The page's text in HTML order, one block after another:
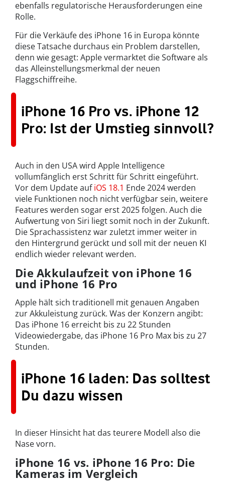
ebenfalls regulatorische Herausforderungen eine
Rolle.
Für die Verkäufe des iPhone 16 in Europa könnte
diese Tatsache durchaus ein Problem darstellen,
denn wie gesagt: Apple vermarktet die Software als
das Alleinstellungsmerkmal der neuen
Flaggschiffreihe.
iPhone 16 Pro vs. iPhone 12
Pro: Ist der Umstieg sinnvoll?
Auch in den USA wird Apple Intelligence
vollumfänglich erst Schritt für Schritt eingeführt.
Vor dem Update aufiOS 18.1 Ende 2024 werden
viele Funktionen noch nicht verfügbar sein, weitere
Features werden sogar erst 2025 folgen. Auch die
Aufwertung von Siri liegt somit noch in der Zukunft.
Die Sprachassistenz war zuletzt immer weiter in
den Hintergrund gerückt und soll mit der neuen KI
endlich wieder relevant werden.
Die Akkulaufzeit von iPhone 16
und iPhone 16 Pro
Apple hält sich traditionell mit genauen Angaben
zur Akkuleistung zurück. Was der Konzern angibt:
Das iPhone 16 erreicht bis zu 22 Stunden
Videowiedergabe, das iPhone 16 Pro Max bis zu 27
Stunden.
iPhone 16 laden: Das solltest
Du dazu wissen
In dieser Hinsicht hat das teurere Modell also die
Nase vorn.
iPhone 16 vs. iPhone 16 Pro: Die
Kameras im Vergleich